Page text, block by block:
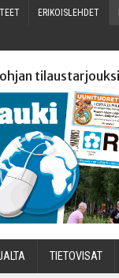
ERI­KOIS­LEH­DET
TIETOVISAT